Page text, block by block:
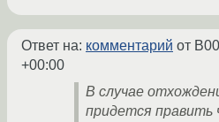
Ответ на: комментарий от B00
+00:00
В случае
придется править